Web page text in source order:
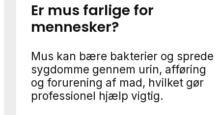
Er mus farlige for
mennesker?
Mus kan bære bakterier og sprede
sygdomme gennem urin, afføring
og forurening af mad, hvilket gør
professionel hjælp vigtig.